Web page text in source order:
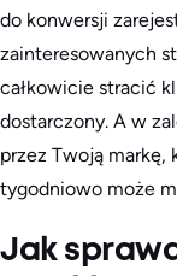
do konwersji
zainteresowanych
całkowicie stracić
dostarczony. A w
przez Twoją
tygodniowo może
Jak